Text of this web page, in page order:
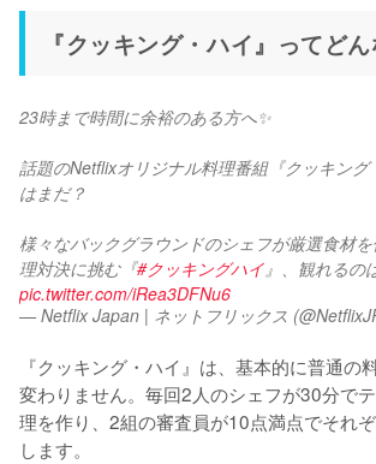
『クッキング・ハイ』ってど
23時まで時間に余裕のある方へ✨
話題のNetflixオリジナル料理番組『クッキング
はまだ？
様々なバックグラウンドのシェフが厳選食材
理対決に挑む『#クッキングハイ』、観れるの
pic.twitter.com/iRea3DFNu6
— Netflix Japan | ネットフリックス
『クッキング・ハイ』は、基本的に普通の
変わりません。毎回2人のシェフが30分で
理を作り、2組の審査員が10点満点でそれ
します。